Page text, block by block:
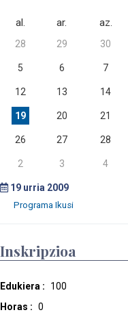
al. ar. az.
28 29 30
5 6 7
12 13 14
19 20 21
26 27 28
2 3 4
19 urria 2009
Inskripzioa
Edukiera :
100
Horas : 0